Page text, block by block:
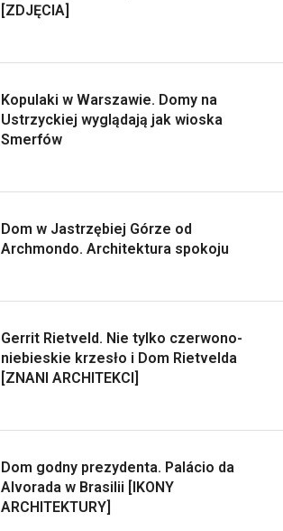
[ZDJĘCIA]
Kopulaki w Warszawie. Domy na
Ustrzyckiej wyglądają jak wioska
Smerfów
Dom w Jastrzębiej Górze od
Archmondo. Architektura spokoju
Gerrit Rietveld. Nie tylko czerwono-
niebieskie krzesło i Dom Rietvelda
[ZNANI ARCHITEKCI]
Dom godny prezydenta. Palácio da
Alvorada w Brasilii [IKONY
ARCHITEKTURY]